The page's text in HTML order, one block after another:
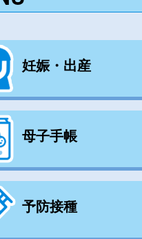
妊娠・出産
母子手帳
予防接種